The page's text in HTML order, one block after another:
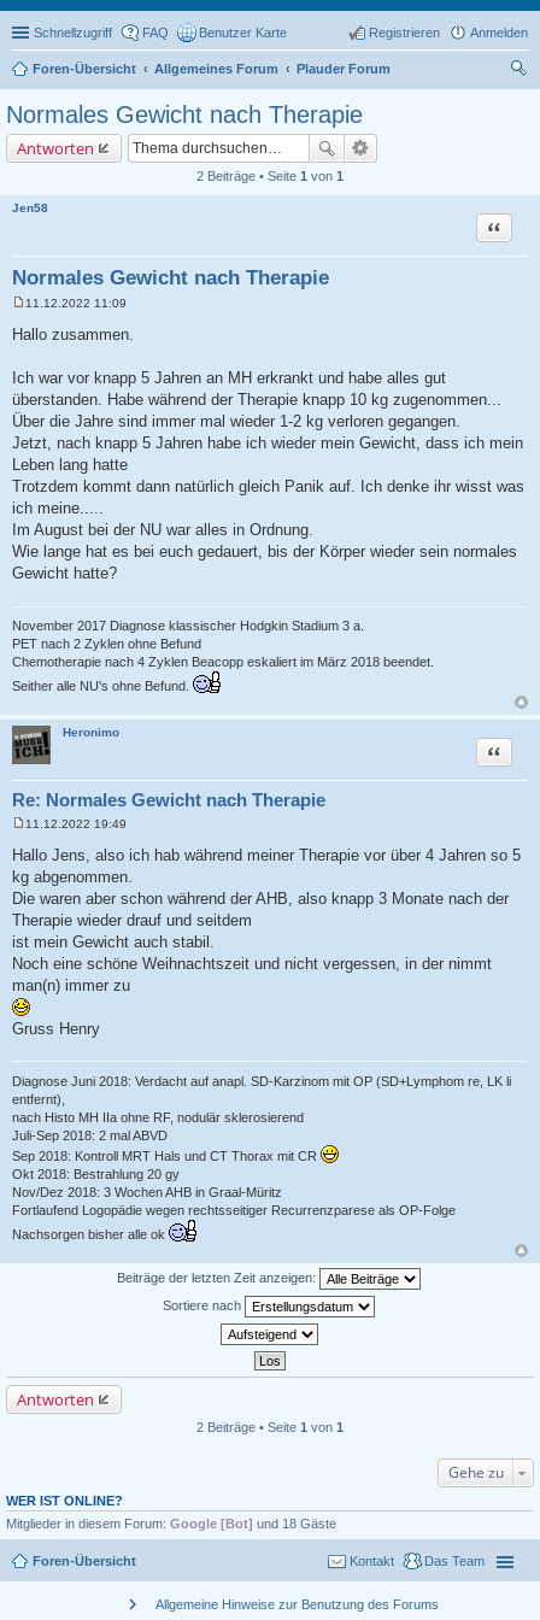
Schnellzugriff FAQ Benutzer Karte Anmelden
Registrieren
Foren-Übersicht Allgemeines Forum
Plauder Forum
Normales Gewicht nach Therapie
Antworten
2 Beiträge • Seite 1 von 1
Jen58
Normales Gewicht nach Therapie
Zitat
e
i
r
a
g
11.12.2022 11:09
Hallo zusammen.
Ich war vor knapp 5 Jahren an MH erkrankt und habe alles gut
überstanden. Habe während der Therapie knapp 10 kg zugenommen...
Über die Jahre sind immer mal wieder 1-2 kg verloren gegangen.
Jetzt, nach knapp 5 Jahren habe ich wieder mein Gewicht, dass ich mein
Leben lang hatte
Trotzdem kommt dann natürlich gleich Panik auf. Ich denke ihr wisst was
ich meine.....
Im August bei der NU war alles in Ordnung.
Wie lange hat es bei euch gedauert, bis der Körper wieder sein normales
Gewicht hatte?
November 2017 Diagnose klassischer Hodgkin Stadium 3 a.
PET nach 2 Zyklen ohne Befund
Chemotherapie nach 4 Zyklen Beacopp eskaliert im März 2018 beendet.
Seither alle NU's ohne Befund.
Heronimo
Re: Normales Gewicht nach Therapie
Zitat
e
i
t
a
g
11.12.2022 19:49
Hallo Jens, also ich hab während meiner Therapie vor über 4 Jahren so 5
kg abgenommen.
Die waren aber schon während der AHB, also knapp 3 Monate nach der
Therapie wieder drauf und seitdem
ist mein Gewicht auch stabil.
Noch eine schöne Weihnachtszeit und nicht vergessen, in der nimmt
man(n) immer zu
Gruss Henry
Diagnose Juni 2018: Verdacht auf anapl. SD-Karzinom mit OP (SD+Lymphom re, LK li
entfernt),
nach Histo MH IIa ohne RF, nodulär sklerosierend
Juli-Sep 2018: 2 mal ABVD
Sep 2018: Kontroll MRT Hals und CT Thorax mit CR
Okt 2018: Bestrahlung 20 gy
Nov/Dez 2018: 3 Wochen AHB in Graal-Müritz
Fortlaufend Logopädie wegen rechtsseitiger Recurrenzparese als OP-Folge
Nachsorgen bisher alle ok
Beiträge der letzten Zeit anzeigen:
Sortiere nach
Antworten
2 Beiträge • Seite 1 von 1
Gehe zu
WER IST ONLINE?
Mitglieder in diesem Forum: Google [Bot] und 18 Gäste
Foren-Übersicht Das Team
Kontakt
chevron_right Allgemeine Hinweise zur Benutzung des Forums